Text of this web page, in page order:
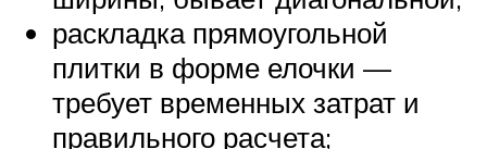
раскладка прямоугольной
плитки в форме елочки —
требует временных затрат и
правильного расчета;